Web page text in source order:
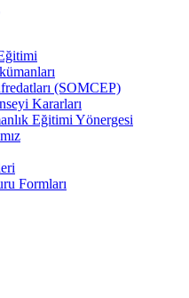
(SOMCEP)
Kararları
Eğitimi Yönergesi
Formları